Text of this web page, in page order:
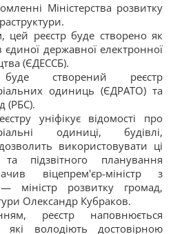
Міністерства розвитку
цей реєстр буде створено як
єдиної державної електронної
(ЄДЕССБ).
створений реєстр
одиниць (ЄДРАТО) та
(РБС).
уніфікує відомості про
одиниці, будівлі,
використовувати ці
підзвітного планування
віцепрем'єр-міністр з
міністр розвитку громад,
Олександр Кубраков.
реєстр наповнюється
володіють достовірною